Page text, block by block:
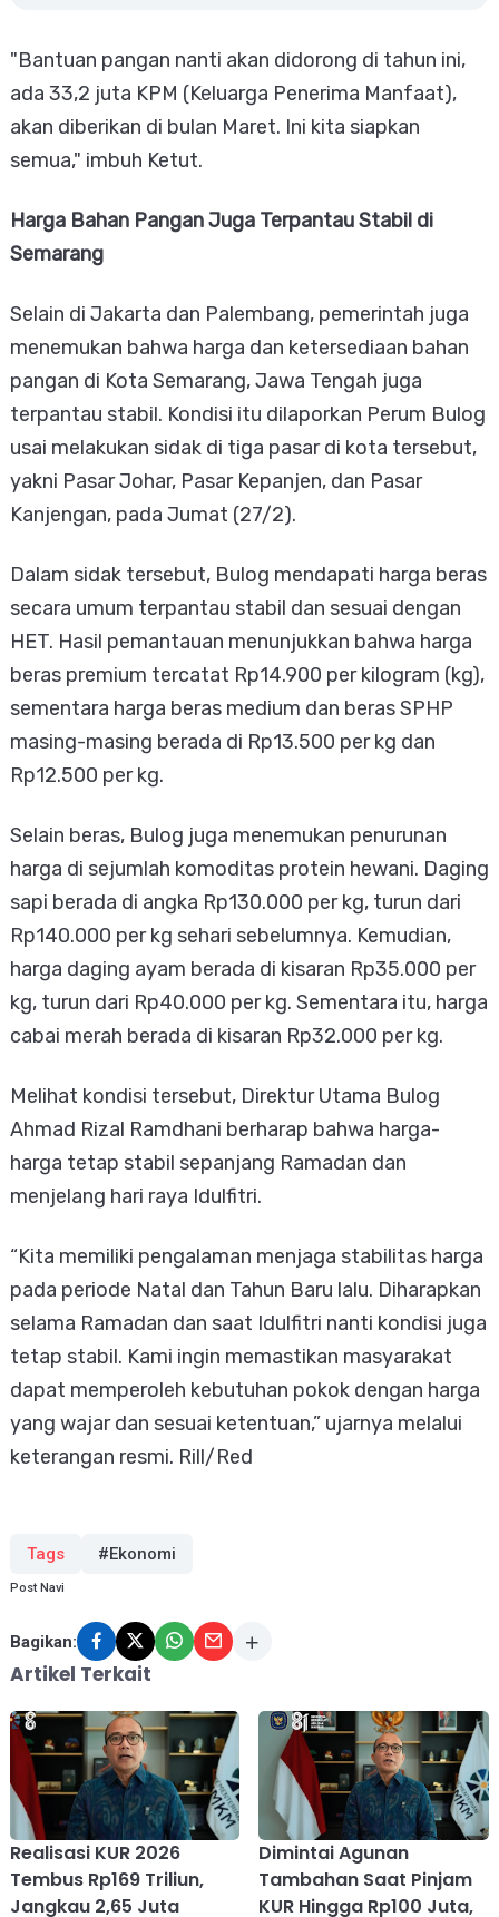
"Bantuan pangan nanti akan didorong di tahun ini,
ada 33,2 juta KPM (Keluarga Penerima Manfaat),
akan diberikan di bulan Maret. Ini kita siapkan
semua," imbuh Ketut.
Harga Bahan Pangan Juga Terpantau Stabil di
Semarang
Selain di Jakarta dan Palembang, pemerintah juga
menemukan bahwa harga dan ketersediaan bahan
pangan di Kota Semarang, Jawa Tengah juga
terpantau stabil. Kondisi itu dilaporkan Perum Bulog
usai melakukan sidak di tiga pasar di kota tersebut,
yakni Pasar Johar, Pasar Kepanjen, dan Pasar
Kanjengan, pada Jumat (27/2).
Dalam sidak tersebut, Bulog mendapati harga beras
secara umum terpantau stabil dan sesuai dengan
HET. Hasil pemantauan menunjukkan bahwa harga
beras premium tercatat Rp14.900 per kilogram (kg),
sementara harga beras medium dan beras SPHP
masing-masing berada di Rp13.500 per kg dan
Rp12.500 per kg.
Selain beras, Bulog juga menemukan penurunan
harga di sejumlah komoditas protein hewani. Daging
sapi berada di angka Rp130.000 per kg, turun dari
Rp140.000 per kg sehari sebelumnya. Kemudian,
harga daging ayam berada di kisaran Rp35.000 per
kg, turun dari Rp40.000 per kg. Sementara itu, harga
cabai merah berada di kisaran Rp32.000 per kg.
Melihat kondisi tersebut, Direktur Utama Bulog
Ahmad Rizal Ramdhani berharap bahwa harga-
harga tetap stabil sepanjang Ramadan dan
menjelang hari raya Idulfitri.
“Kita memiliki pengalaman menjaga stabilitas harga
pada periode Natal dan Tahun Baru lalu. Diharapkan
selama Ramadan dan saat Idulfitri nanti kondisi juga
tetap stabil. Kami ingin memastikan masyarakat
dapat memperoleh kebutuhan pokok dengan harga
yang wajar dan sesuai ketentuan,” ujarnya melalui
keterangan resmi. Rill/Red
Tags #Ekonomi
Post Navi
Bagikan:
Artikel Terkait
Realisasi KUR 2026
Tembus Rp169 Triliun,
Jangkau 2,65 Juta
Dimintai Agunan
Tambahan Saat Pinjam
KUR Hingga Rp100 Juta,